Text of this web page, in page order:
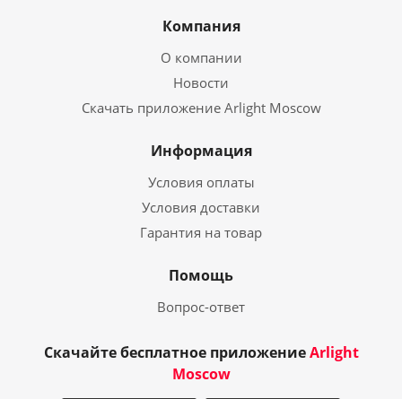
Компания
О компании
Новости
Скачать приложение Arlight Moscow
Информация
Условия оплаты
Условия доставки
Гарантия на товар
Помощь
Вопрос-ответ
Скачайте бесплатное приложениеArlight
Moscow